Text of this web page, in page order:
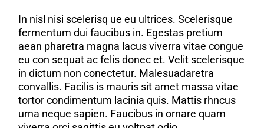
In nisl nisi scelerisq ue eu ultrices. Scelerisque
fermentum dui faucibus in. Egestas pretium
aean pharetra magna lacus viverra vitae congue
eu con sequat ac felis donec et. Velit scelerisque
in dictum non conectetur. Malesuadaretra
convallis. Facilis is mauris sit amet massa vitae
tortor condimentum lacinia quis. Mattis rhncus
urna neque sapien. Faucibus in ornare quam